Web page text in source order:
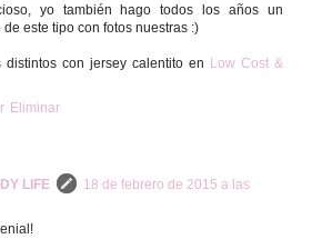
yo también hago todos los años un
este tipo con fotos nuestras :)
distintos con jersey calentito en Low Cost &
Eliminar
LIFE
18 de febrero de 2015 a las